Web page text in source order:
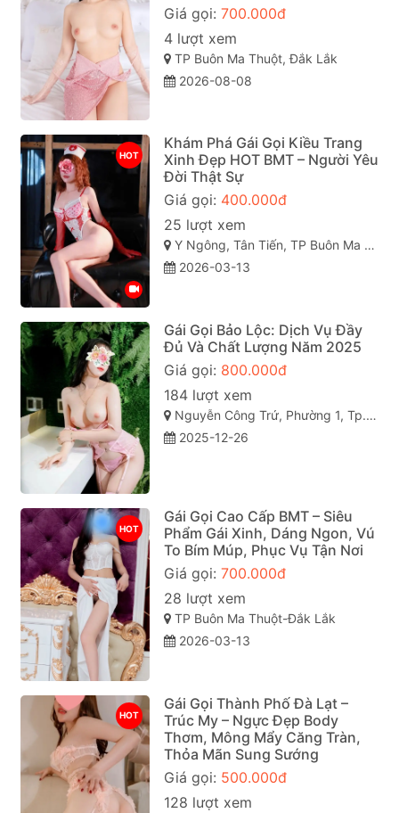
Giá gọi: 700.000đ
4 lượt xem
TP Buôn Ma Thuột, Đắk Lắk
2026-08-08
HOT
Khám Phá Gái Gọi Kiều Trang
Xinh Đẹp HOT BMT – Người Yêu
Đời Thật Sự
Giá gọi: 400.000đ
25 lượt xem
Y Ngông, Tân Tiến, TP Buôn Ma Thuột, Đắk Lắk
2026-03-13
Gái Gọi Bảo Lộc: Dịch Vụ Đầy
Đủ Và Chất Lượng Năm 2025
Giá gọi: 800.000đ
184 lượt xem
Nguyễn Công Trứ, Phường 1, Tp. Bảo Lộc, Lâm Đồng
2025-12-26
HOT
Gái Gọi Cao Cấp BMT – Siêu
Phẩm Gái Xinh, Dáng Ngon, Vú
To Bím Múp, Phục Vụ Tận Nơi
Giá gọi: 700.000đ
28 lượt xem
TP Buôn Ma Thuột-Đắk Lắk
2026-03-13
HOT
Gái Gọi Thành Phố Đà Lạt –
Trúc My – Ngực Đẹp Body
Thơm, Mông Mẩy Căng Tràn,
Thỏa Mãn Sung Sướng
Giá gọi: 500.000đ
128 lượt xem